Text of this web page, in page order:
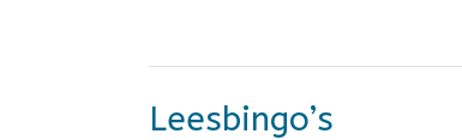
Leesbingo’s